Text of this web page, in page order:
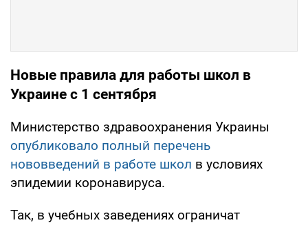
Новые правила для работы школ в
Украине с 1 сентября
Министерство здравоохранения Украины
опубликовало полный перечень
нововведений в работе школ в условиях
эпидемии коронавируса.
Так, в учебных заведениях ограничат